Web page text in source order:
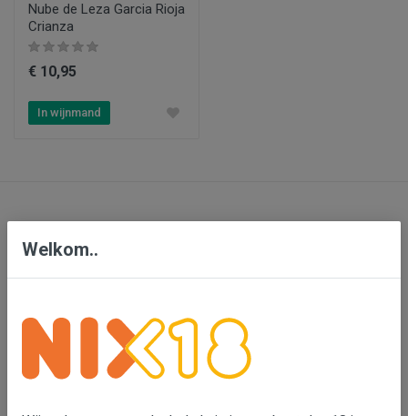
Nube de Leza Garcia Rioja
Crianza
€ 10,95
In wijnmand
Bensdorp Wijnen, De Confrerie en Wijnkado
Bedrijventerrein 'De Vutter'
De Beverspijken 20 L
5221 ED 's-Hertogenbosch (Engelen)
Welkom..